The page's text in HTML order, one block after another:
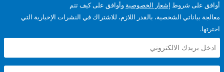
شروطإشعار الخصوصيةوأوافق على كيف تتم
الشخصية، بالقدر اللازم، للاشتراك في النشرات الإخبارية التي